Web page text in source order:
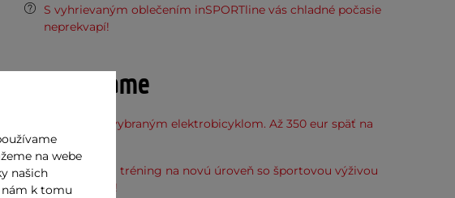
S vyhrievaným oblečením inSPORTline vás chladné počasie
neprekvapí!
Odporúčame
Cashback k vybraným elektrobicyklom. Až 350 eur späť na
ďalší nákup.
Posuňte svoj tréning na novú úroveň so športovou výživou
inSPORTline!
na webe
našich
k tomu